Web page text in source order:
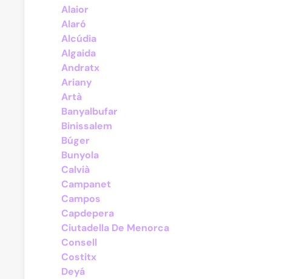
Alaior
Alaró
Alcúdia
Algaida
Andratx
Ariany
Artà
Banyalbufar
Binissalem
Búger
Bunyola
Calvià
Campanet
Campos
Capdepera
Ciutadella De Menorca
Consell
Costitx
Deyá